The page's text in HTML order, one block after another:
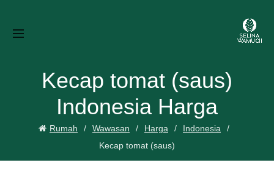
Kecap tomat (saus)
Indonesia Harga
Rumah Wawasan Harga
Indonesia
Kecap tomat (saus)